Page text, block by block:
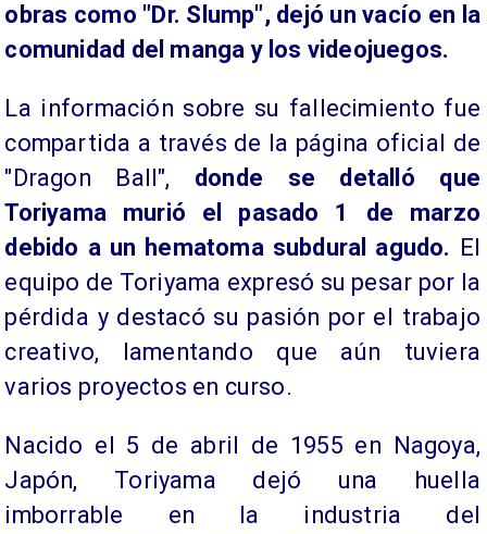
obras como "Dr. Slump", dejó un vacío en la
comunidad del manga y los videojuegos.
La información sobre su fallecimiento fue
compartida a través de la página oficial de
"Dragon Ball", donde se detalló que
Toriyama murió el pasado 1 de marzo
debido a un hematoma subdural agudo. El
equipo de Toriyama expresó su pesar por la
pérdida y destacó su pasión por el trabajo
creativo, lamentando que aún tuviera
varios proyectos en curso.
Nacido el 5 de abril de 1955 en Nagoya,
Japón, Toriyama dejó una huella
imborrable en la industria del